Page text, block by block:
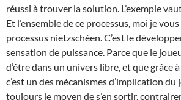
réussi à trouver la solution. L’exemple
Et l’ensemble de ce processus, moi je vous
processus nietzschéen. C’est le
sensation de puissance. Parce que le
d’être dans un univers libre, et que grâce
c’est un des mécanismes d’implication
toujours le moyen de s’en sortir,